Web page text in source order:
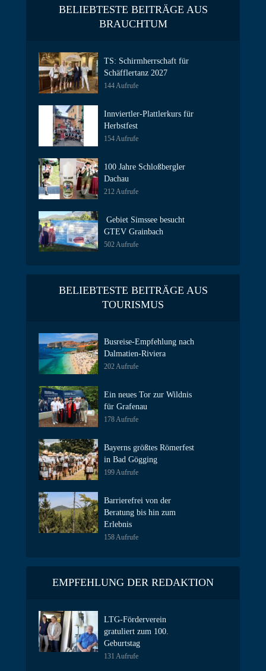
BELIEBTESTE BEITRÄGE AUS
BRAUCHTUM
TS: Schirmherrschaft für
Schäfflertanz 2027
144 Aufrufe
Innviertler-Plattlerkurs für
Herbstfest
154 Aufrufe
100 Jahre Schloßbergler
Dachau
212 Aufrufe
Gebiet Simssee besucht
GTEV Grainbach
502 Aufrufe
BELIEBTESTE BEITRÄGE AUS
TOURISMUS
Busreise-Empfehlung nach
Dalmatien-Riviera
202 Aufrufe
Ein neues Tor zur Wildnis
für Grafenau
178 Aufrufe
Bayerns größtes Römerfest
in Bad Gögging
199 Aufrufe
Barrierefrei von der
Beratung bis hin zum
Erlebnis
158 Aufrufe
EMPFEHLUNG DER REDAKTION
LTG-Förderverein
gratuliert zum 100.
Geburtstag
131 Aufrufe